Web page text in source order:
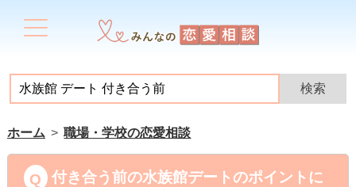
ホーム 職場・学校の恋愛相談
付き合う前の水族館デートのポイントに